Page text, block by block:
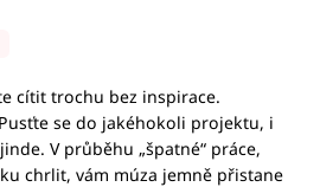
cítit trochu bez inspirace.
se do jakéhokoli projektu, i
V průběhu „špatné“ práce,
chrlit, vám múza jemně přistane